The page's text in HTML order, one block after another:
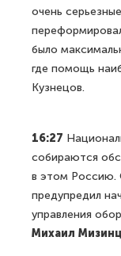
очень
было
где помощь
Кузнецов.
16:27
собираются
в этом Россию.
предупредил
управления
Михаил